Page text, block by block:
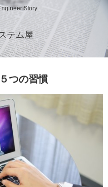
Story
テム屋
つの習慣